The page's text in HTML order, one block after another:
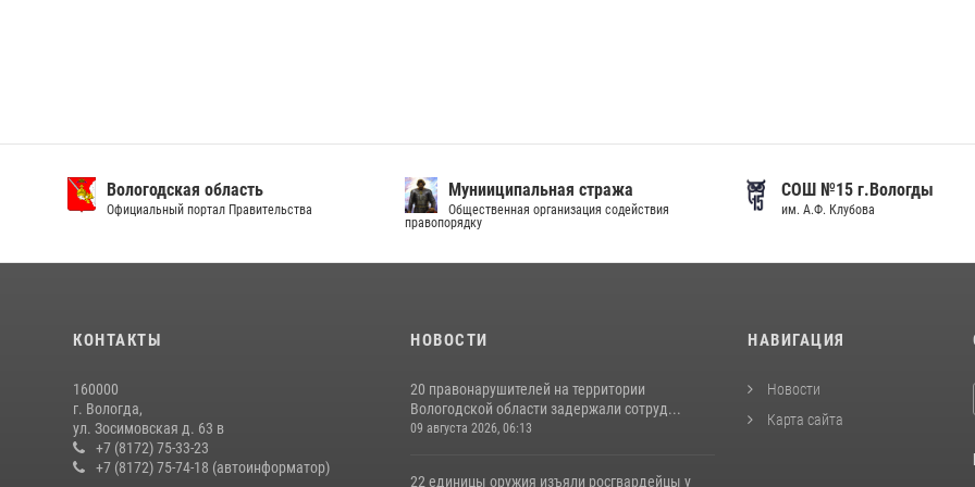
Вологодская область
Официальный портал Правительства
Мунииципальная стража
Общественная организация содействия
правопорядку
СОШ №15 г.Вологды
им. А.Ф. Клубова
КОНТАКТЫ
160000
г. Вологда,
ул. Зосимовская д. 63 в
+7 (8172) 75-33-23
+7 (8172) 75-74-18 (автоинформатор)
НОВОСТИ
20 правонарушителей на территории
Вологодской области задержали сотруд...
09 августа 2026, 06:13
22 единицы оружия изъяли росгвардейцы у
НАВИГАЦИЯ
Новости
Карта сайта